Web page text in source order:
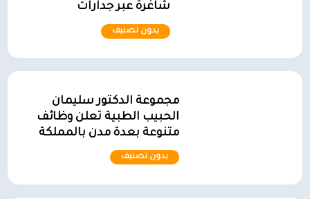
شاغرة عبر جدارات
بدون تصنيف
مجموعة الدكتور سليمان
الحبيب الطبية تعلن وظائف
متنوعة بعدة مدن بالمملكة
بدون تصنيف